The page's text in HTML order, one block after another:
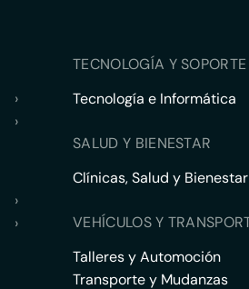
›
›
›
›
TECNOLOGÍA Y
Tecnología e Informática
SALUD Y BIENESTAR
Clínicas, Salud y Bienestar
VEHÍCULOS Y
Talleres y Automoción
Transporte y Mudanzas